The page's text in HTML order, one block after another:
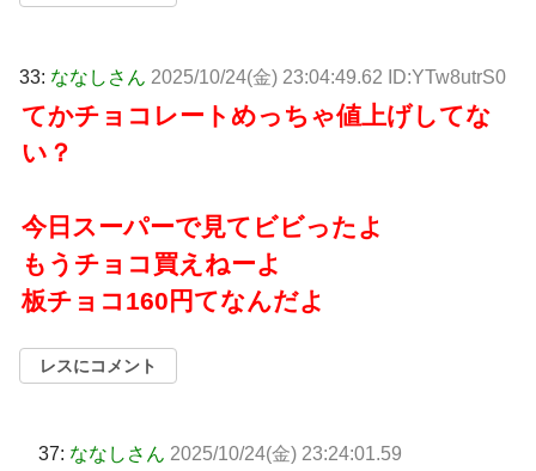
33: ななしさん 2025/10/24(金) 23:04:49.62 ID:YTw8utrS0
てかチョコレートめっちゃ値上げしてな
い？
今日スーパーで見てビビったよ
もうチョコ買えねーよ
板チョコ160円てなんだよ
レスにコメント
37: ななしさん 2025/10/24(金) 23:24:01.59